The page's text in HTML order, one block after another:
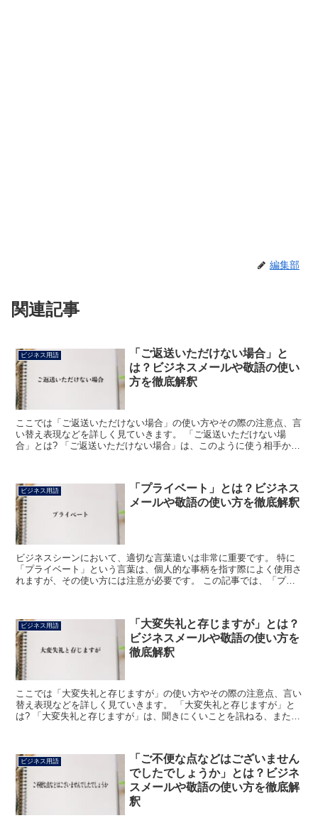
編集部
関連記事
ビジネス用語
「ご返送いただけない場合」と
は？ビジネスメールや敬語の使い
方を徹底解釈
ここでは「ご返送いただけない場合」の使い方やその際の注意点、言
い替え表現などを詳しく見ていきます。 「ご返送いただけない場
合」とは? 「ご返送いただけない場合」は、このように使う相手から
ビジネス用語
「プライベート」とは？ビジネス
メールや敬語の使い方を徹底解釈
ビジネスシーンにおいて、適切な言葉遣いは非常に重要です。 特に
「プライベート」という言葉は、個人的な事柄を指す際によく使用さ
れますが、その使い方には注意が必要です。 この記事では、「プラ
ビジネス用語
「大変失礼と存じますが」とは？
ビジネスメールや敬語の使い方を
徹底解釈
ここでは「大変失礼と存じますが」の使い方やその際の注意点、言い
替え表現などを詳しく見ていきます。 「大変失礼と存じますが」と
は? 「大変失礼と存じますが」は、聞きにくいことを訊ねる、または
ビジネス用語
「ご不便な点などはございません
でしたでしょうか」とは？ビジネ
スメールや敬語の使い方を徹底解
釈